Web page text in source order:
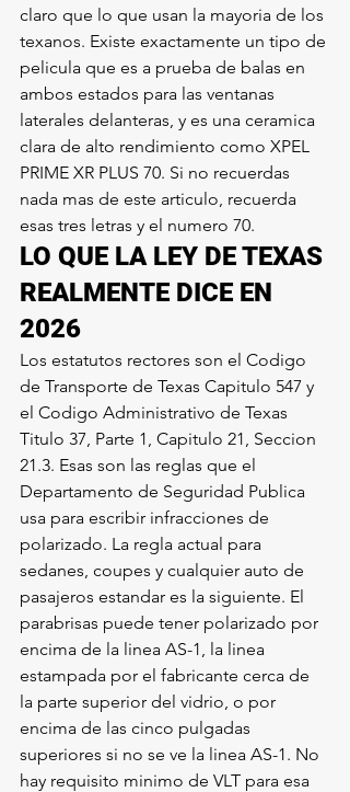
claro que lo que usan la mayoria de los
texanos. Existe exactamente un tipo de
pelicula que es a prueba de balas en
ambos estados para las ventanas
laterales delanteras, y es una ceramica
clara de alto rendimiento como XPEL
PRIME XR PLUS 70. Si no recuerdas
nada mas de este articulo, recuerda
esas tres letras y el numero 70.
LO QUE LA LEY DE TEXAS
REALMENTE DICE EN
2026
Los estatutos rectores son el Codigo
de Transporte de Texas Capitulo 547 y
el Codigo Administrativo de Texas
Titulo 37, Parte 1, Capitulo 21, Seccion
21.3. Esas son las reglas que el
Departamento de Seguridad Publica
usa para escribir infracciones de
polarizado. La regla actual para
sedanes, coupes y cualquier auto de
pasajeros estandar es la siguiente. El
parabrisas puede tener polarizado por
encima de la linea AS-1, la linea
estampada por el fabricante cerca de
la parte superior del vidrio, o por
encima de las cinco pulgadas
superiores si no se ve la linea AS-1. No
hay requisito minimo de VLT para esa